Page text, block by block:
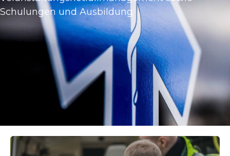
Schulungen und Ausbildung.